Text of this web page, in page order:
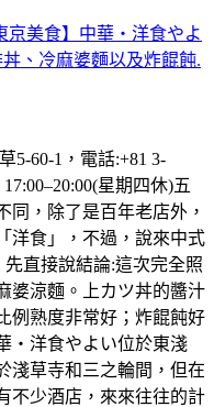
京美食】中華・洋食やよ
、冷麻婆麵以及炸餛飩.
5-60-1，電話:+81 3-
星期四休)五
同，除了是百年老店外，
洋食」，不過，說來中式
直接說結論:這次完全照
婆涼麵。上カツ丼的醬汁
例熟度非常好；炸餛飩好
・洋食やよい位於東淺
淺草寺和三之輪間，但在
不少酒店，來來往往的計